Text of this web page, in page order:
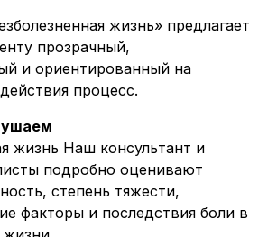
жизнь» предлагает
прозрачный,
и ориентированный на
процесс.
жизнь Наш консультант и
подробно оценивают
степень тяжести,
факторы и последствия боли в